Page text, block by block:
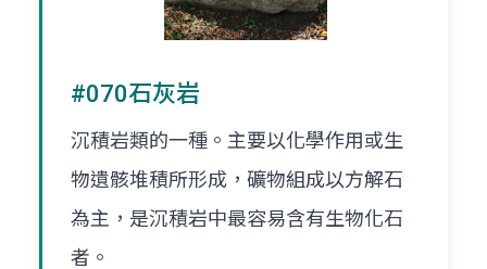
#070石灰岩
沉積岩類的一種。主要以化學作用或生
物遺骸堆積所形成，礦物組成以方解石
為主，是沉積岩中最容易含有生物化石
者。